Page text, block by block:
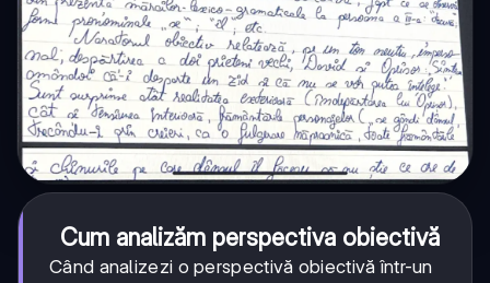
Cum analizăm perspectiva obiectivă
Când analizezi o perspectivă obiectivă într-un